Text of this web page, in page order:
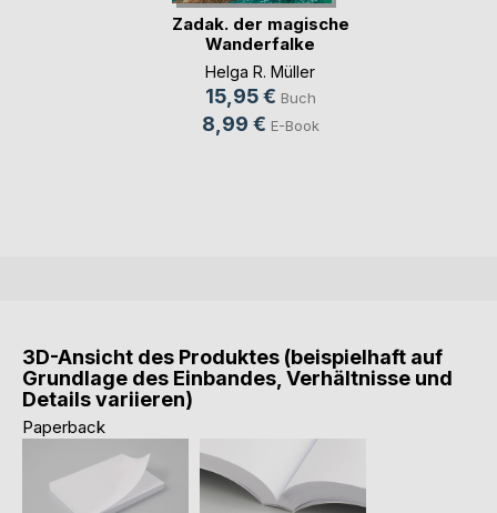
Zadak. der magische
Wanderfalke
Helga R. Müller
15,95 € Buch
8,99 € E-Book
3D-Ansicht des Produktes (beispielhaft auf
Grundlage des Einbandes, Verhältnisse und
Details variieren)
Paperback